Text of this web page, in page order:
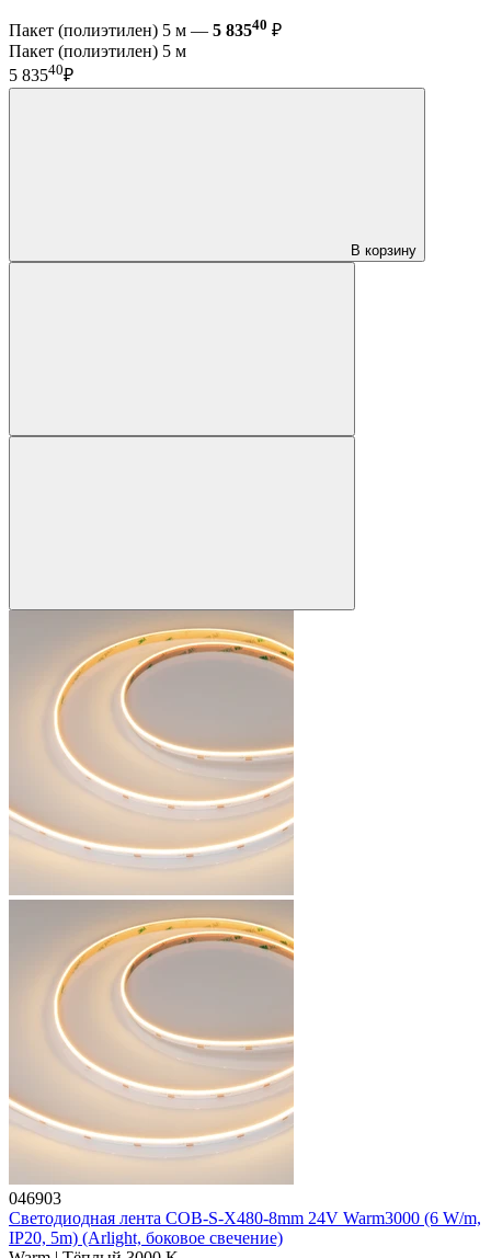
Пакет (полиэтилен) 5 м — 5 83540 ₽
Пакет (полиэтилен) 5 м
5 83540₽
В корзину
046903
Светодиодная лента COB-S-X480-8mm 24V Warm3000 (6 W/m,
IP20, 5m) (Arlight, боковое свечение)